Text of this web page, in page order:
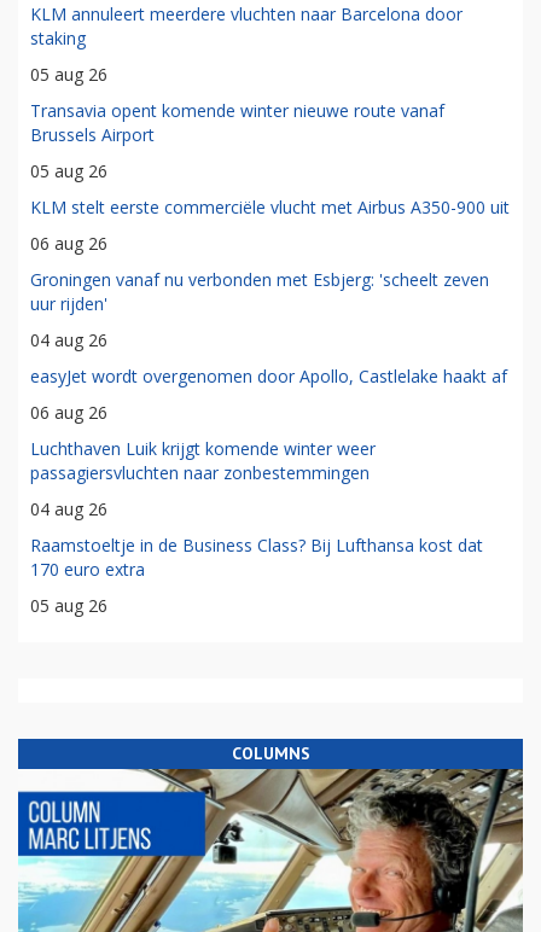
KLM annuleert meerdere vluchten naar Barcelona door
staking
05 aug 26
Transavia opent komende winter nieuwe route vanaf
Brussels Airport
05 aug 26
KLM stelt eerste commerciële vlucht met Airbus A350-900 uit
06 aug 26
Groningen vanaf nu verbonden met Esbjerg: 'scheelt zeven
uur rijden'
04 aug 26
easyJet wordt overgenomen door Apollo, Castlelake haakt af
06 aug 26
Luchthaven Luik krijgt komende winter weer
passagiersvluchten naar zonbestemmingen
04 aug 26
Raamstoeltje in de Business Class? Bij Lufthansa kost dat
170 euro extra
05 aug 26
COLUMNS